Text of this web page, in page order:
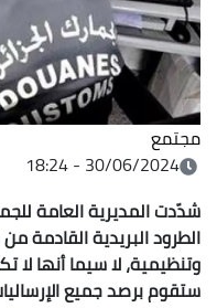
مجتمع
30/06/2024 - 18:24
شدّدت المديرية العامة
الطرود البريدية القادمة
وتنظيمية، لا سيما أنها لا
ستقوم برصد جميع